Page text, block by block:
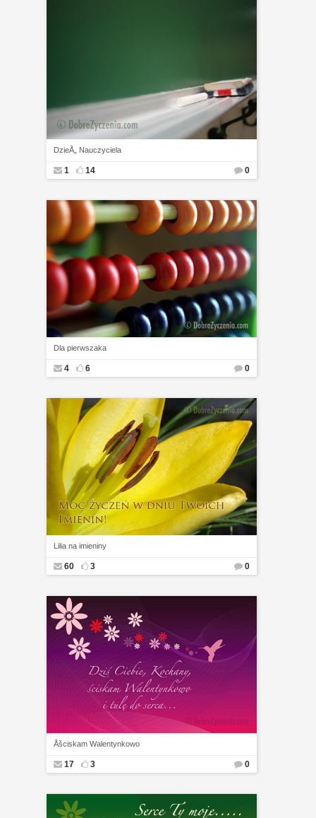
DzieÅ„ Nauczyciela
1 14 0
Dla pierwszaka
4 6 0
Lilia na imieniny
60 3 0
Åšciskam Walentynkowo
17 3 0